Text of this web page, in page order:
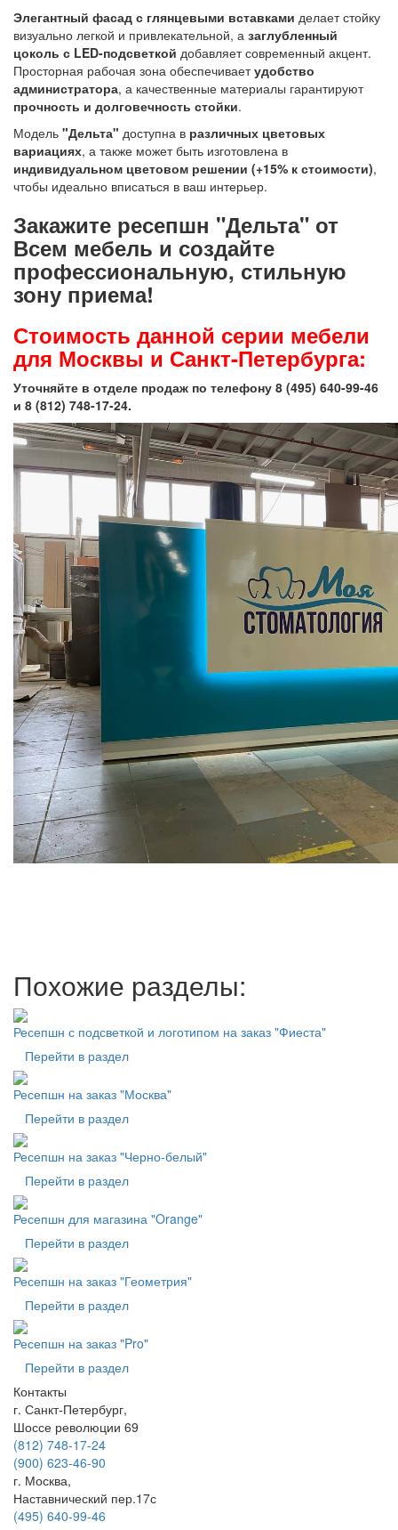
Элегантный фасад с глянцевыми вставками делает стойку
визуально легкой и привлекательной, а заглубленный
цоколь с LED-подсветкой добавляет современный акцент.
Просторная рабочая зона обеспечиваетудобство
администратора, а качественные материалы гарантируют
прочность и долговечность стойки.
Модель "Дельта" доступна в различных цветовых
вариациях, а также может быть изготовлена в
индивидуальном цветовом решении (+15% к стоимости),
чтобы идеально вписаться в ваш интерьер.
Закажите ресепшн "Дельта" от
Всем мебель и создайте
профессиональную, стильную
зону приема!
Стоимость данной серии мебели
для Москвы и Санкт-Петербурга:
Уточняйте в отделе продаж по телефону 8 (495) 640-99-46
и 8 (812) 748-17-24.
Похожие разделы:
Ресепшн с подсветкой и логотипом на заказ "Фиеста"
Перейти в раздел
Ресепшн на заказ "Москва"
Перейти в раздел
Ресепшн на заказ "Черно-белый"
Перейти в раздел
Ресепшн для магазина "Orange"
Перейти в раздел
Ресепшн на заказ "Геометрия"
Перейти в раздел
Ресепшн на заказ "Pro"
Перейти в раздел
Контакты
г. Санкт-Петербург,
Шоссе революции 69
(812) 748-17-24
(900) 623-46-90
г. Москва,
Наставнический пер.17с
(495) 640-99-46